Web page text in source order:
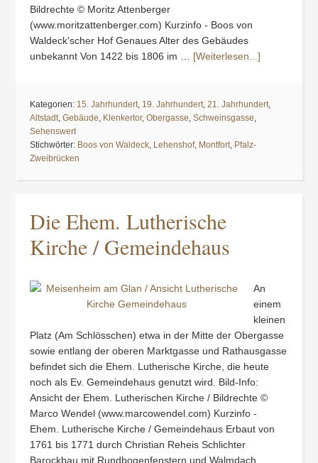
Bildrechte © Moritz Attenberger
(www.moritzattenberger.com) Kurzinfo - Boos von
Waldeck'scher Hof Genaues Alter des Gebäudes
unbekannt Von 1422 bis 1806 im … [Weiterlesen...]
Kategorien: 15. Jahrhundert, 19. Jahrhundert,21. Jahrhundert,
Altstadt,Gebäude, Klenkertor,Obergasse,Schweinsgasse,
Sehenswert
Stichwörter: Boos von Waldeck, Lehenshof, Montfort, Pfalz-
Zweibrücken
Die Ehem. Lutherische
Kirche / Gemeindehaus
An
einem
kleinen
Platz (Am Schlösschen) etwa in der Mitte der Obergasse
sowie entlang der oberen Marktgasse und Rathausgasse
befindet sich die Ehem. Lutherische Kirche, die heute
noch als Ev. Gemeindehaus genutzt wird. Bild-Info:
Ansicht der Ehem. Lutherischen Kirche / Bildrechte ©
Marco Wendel (www.marcowendel.com) Kurzinfo -
Ehem. Lutherische Kirche / Gemeindehaus Erbaut von
1761 bis 1771 durch Christian Reheis Schlichter
Barockbau mit Rundbogenfenstern und Walmdach